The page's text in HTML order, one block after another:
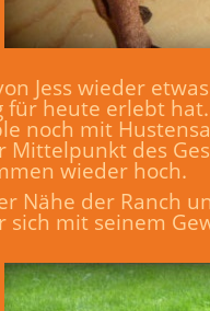
Jess wieder
für heute erlebt hat.
noch mit
Mittelpunkt des
wieder hoch.
Nähe der Ranch
sich mit seinem